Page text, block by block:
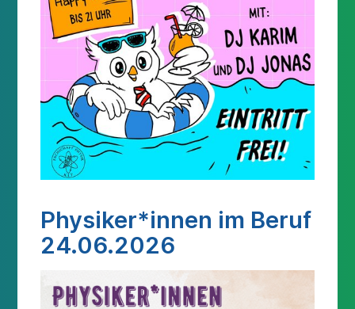
Physiker*innen im Beruf
24.06.2026